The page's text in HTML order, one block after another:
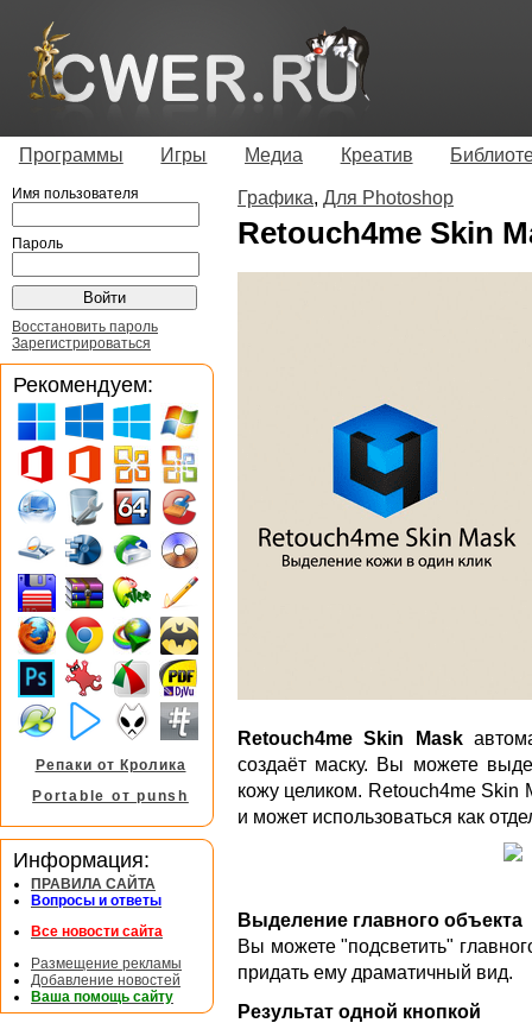
Программы Игры Медиа Креатив
Графика, Для Photoshop
Retouch4me Skin
Retouch4me Skin Mask
создаёт маску. Вы можете
кожу целиком. Retouch4me Skin
и может использоваться как
Выделение главного объекта
Вы можете "подсветить"
придать ему драматичный вид.
Результат одной кнопкой
Имя пользователя
Пароль
Восстановить пароль
Зарегистрироваться
Рекомендуем:
Репаки от Кролика
Portable от punsh
Информация:
ПРАВИЛА САЙТА
Вопросы и ответы
Все новости сайта
Размещение рекламы
Добавление новостей
Ваша помощь сайту